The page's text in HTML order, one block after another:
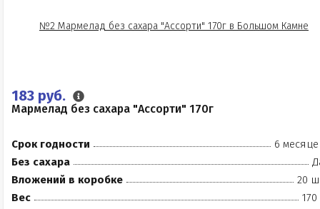
183 руб.
Мармелад без сахара "Ассорти" 170г
Срок годности
6
Без сахара
Вложений в коробке
20
Вес
170